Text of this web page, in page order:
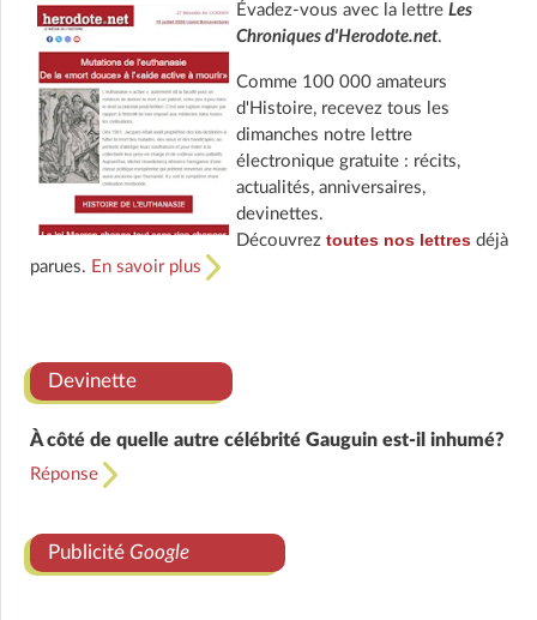
Évadez-vous avec la lettre Les
Chroniques d'Herodote.net.
Comme 100 000 amateurs
d'Histoire, recevez tous les
dimanches notre lettre
électronique gratuite : récits,
actualités, anniversaires,
devinettes.
Découvrez toutes nos lettresdéjà
parues. En savoir plus
Devinette
À côté de quelle autre célébrité Gauguin est-il inhumé?
Réponse
Publicité Google